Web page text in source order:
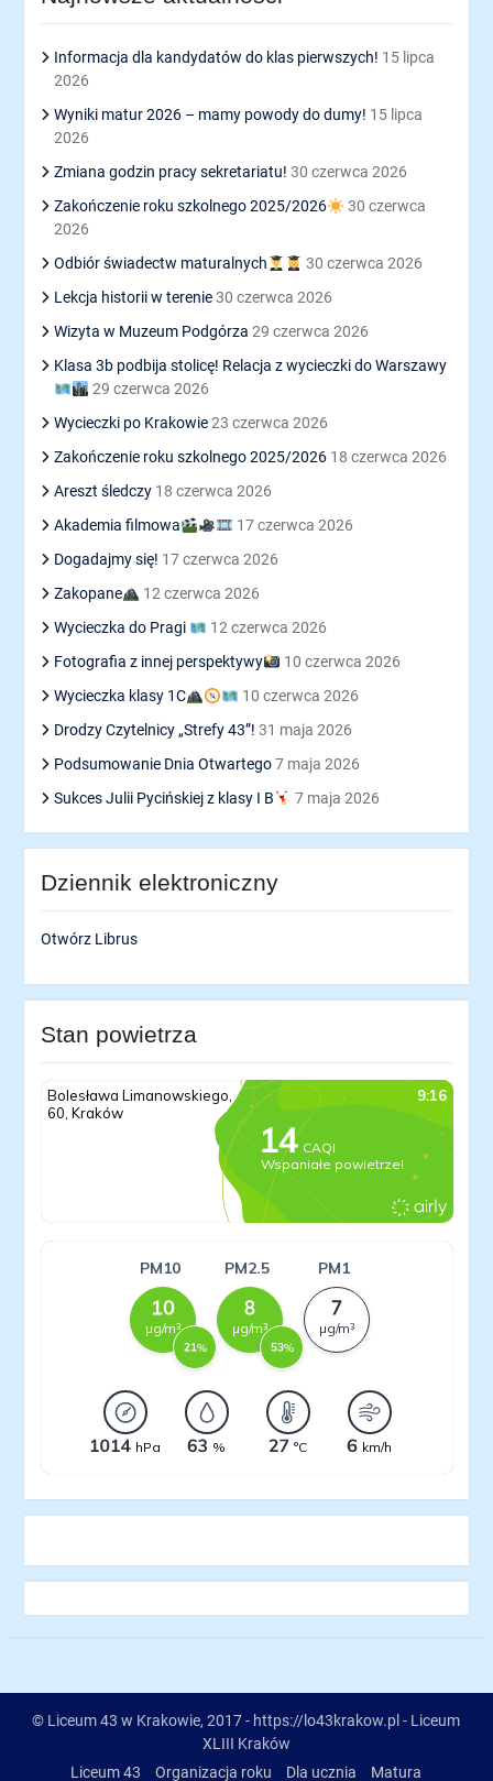
Informacja dla kandydatów do klas pierwszych! 15 lipca
2026
Wyniki matur 2026 – mamy powody do dumy! 15 lipca
2026
Zmiana godzin pracy sekretariatu! 30 czerwca 2026
Zakończenie roku szkolnego 2025/2026
30 czerwca
2026
Odbiór świadectw maturalnych
30 czerwca 2026
Lekcja historii w terenie 30 czerwca 2026
Wizyta w Muzeum Podgórza 29 czerwca 2026
Klasa 3b podbija stolicę! Relacja z wycieczki do Warszawy
29 czerwca 2026
Wycieczki po Krakowie 23 czerwca 2026
Zakończenie roku szkolnego 2025/2026 18 czerwca 2026
Areszt śledczy 18 czerwca 2026
Akademia filmowa
17 czerwca 2026
Dogadajmy się! 17 czerwca 2026
Zakopane
12 czerwca 2026
Wycieczka do Pragi
12 czerwca 2026
Fotografia z innej perspektywy
10 czerwca 2026
Wycieczka klasy 1C
10 czerwca 2026
Drodzy Czytelnicy „Strefy 43”! 31 maja 2026
Podsumowanie Dnia Otwartego 7 maja 2026
Sukces Julii Pycińskiej z klasy I B
7 maja 2026
Dziennik elektroniczny
Otwórz Librus
Stan powietrza
© Liceum 43 w Krakowie, 2017 - https://lo43krakow.pl - Liceum
XLIII Kraków
Liceum 43
Organizacja roku Dla ucznia Matura